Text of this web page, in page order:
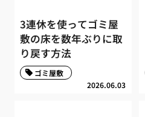
3連休を使ってゴミ屋
敷の床を数年ぶりに取
り戻す方法
2026.06.03
ゴミ屋敷